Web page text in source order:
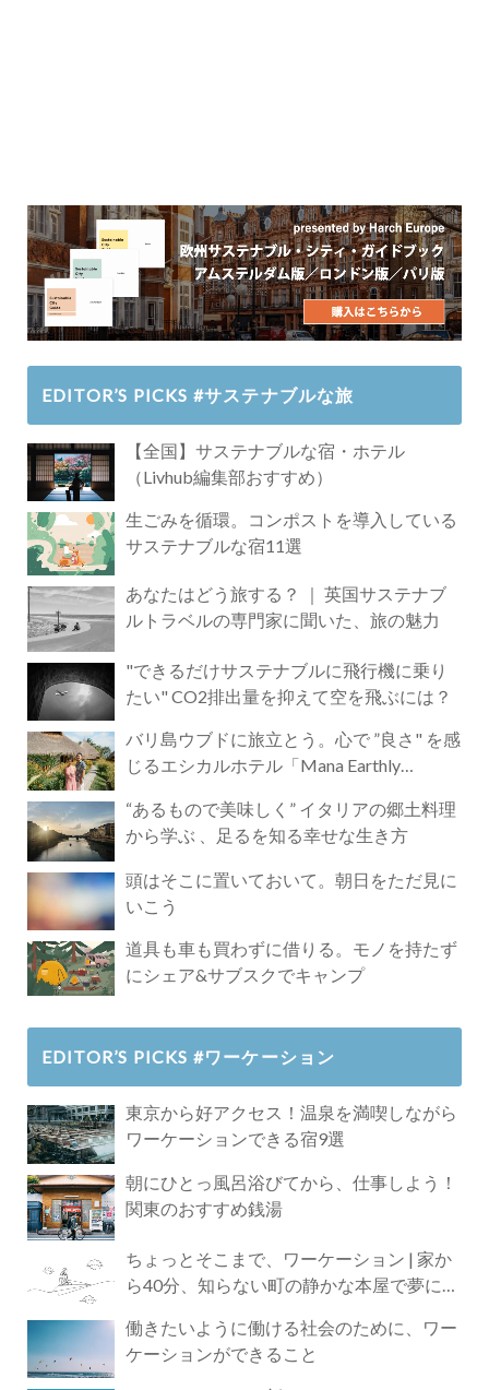
EDITOR’S PICKS #サステナブルな旅
【全国】サステナブルな宿・ホテル
（Livhub編集部おすすめ）
生ごみを循環。コンポストを導入している
サステナブルな宿11選
あなたはどう旅する？ ｜ 英国サステナブ
ルトラベルの専門家に聞いた、旅の魅力
"できるだけサステナブルに飛行機に乗り
たい" CO2排出量を抑えて空を飛ぶには？
バリ島ウブドに旅立とう。心で ”良さ" を感
じるエシカルホテル「Mana Earthly
“あるもので美味しく” イタリアの郷土料理
から学ぶ 、足るを知る幸せな生き方
頭はそこに置いておいて。朝日をただ見に
いこう
道具も車も買わずに借りる。モノを持たず
にシェア&サブスクでキャンプ
EDITOR’S PICKS #ワーケーション
東京から好アクセス！温泉を満喫しながら
ワーケーションできる宿9選
朝にひとっ風呂浴びてから、仕事しよう！
関東のおすすめ銭湯
ちょっとそこまで、ワーケーション | 家か
ら40分、知らない町の静かな本屋で夢に近
働きたいように働ける社会のために、ワー
ケーションができること